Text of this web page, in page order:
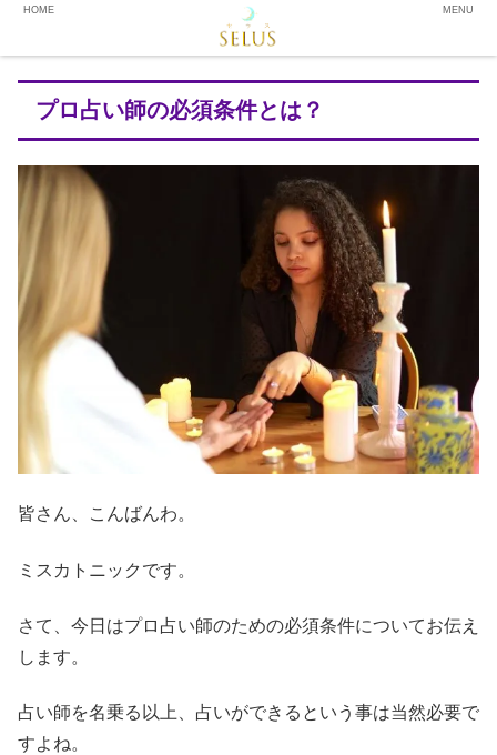
プロ占い師の必須条件とは？
皆さん、こんばんわ。
ミスカトニックです。
さて、今日はプロ占い師のための必須条件についてお伝え
します。
占い師を名乗る以上、占いができるという事は当然必要で
すよね。
HOME MENU